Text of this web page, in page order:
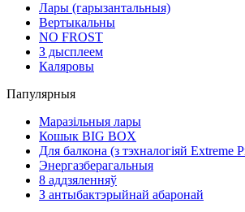
Лары (гарызантальныя)
Вертыкальны
NO FROST
З дысплеем
Каляровы
Папулярныя
Маразільныя лары
Кошык BIG BOX
Для балкона (з тэхналогіяй Extreme
Энергазберагальныя
8 аддзяленняў
З антыбактэрыйнай абаронай